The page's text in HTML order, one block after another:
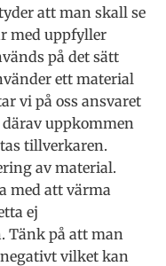
att man skall se
med uppfyller
på det sätt
ett material
vi på oss ansvaret
uppkommen
tillverkaren.
av material.
med att värma
ej
Tänk på att man
vilket kan